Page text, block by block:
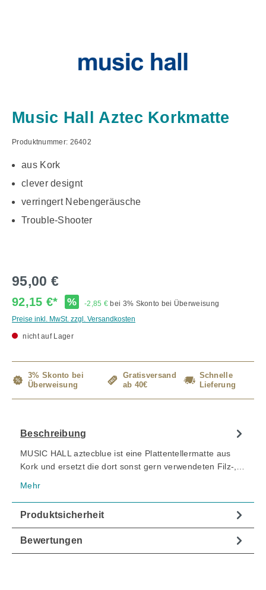
Music Hall Aztec Korkmatte
Produktnummer: 26402
aus Kork
clever designt
verringert Nebengeräusche
Trouble-Shooter
95,00 €
92,15 €* % -2,85 € bei 3% Skonto bei Überweisung
Preise inkl. MwSt. zzgl. Versandkosten
nicht auf Lager
3% Skonto bei
Überweisung
Gratisversand
ab 40€
Schnelle
Lieferung
Beschreibung
MUSIC HALL aztecblue ist eine Plattentellermatte aus
Kork und ersetzt die dort sonst gern verwendeten Filz-,…
Mehr
Produktsicherheit
Bewertungen